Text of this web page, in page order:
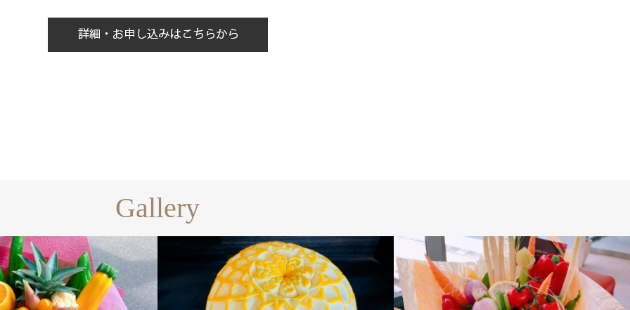
Gallery